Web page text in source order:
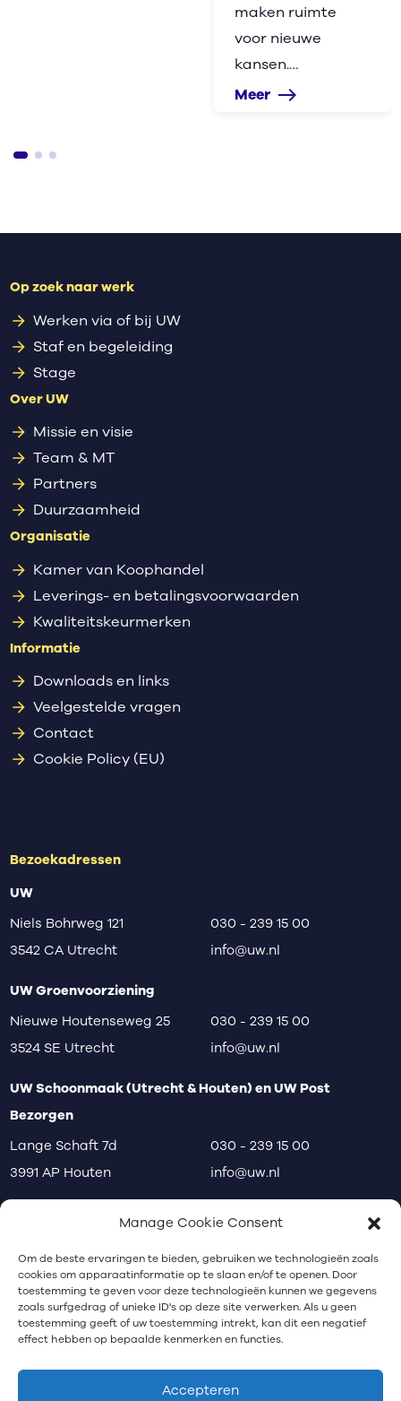
Manage Cookie Consent
Om de beste ervaringen te bieden, gebruiken we technologieën zoals
cookies om apparaatinformatie op te slaan en/of te openen. Door
toestemming te geven voor deze technologieën kunnen we gegevens
zoals surfgedrag of unieke ID's op deze site verwerken. Als u geen
toestemming geeft of uw toestemming intrekt, kan dit een negatief
effect hebben op bepaalde kenmerken en functies.
Accepteren
maken ruimte
voor nieuwe
kansen.…
Meer east
Op zoek naar werk
Werken via of bij UW
Staf en begeleiding
Stage
Over UW
Missie en visie
Team & MT
Partners
Duurzaamheid
Organisatie
Kamer van Koophandel
Leverings- en betalingsvoorwaarden
Kwaliteitskeurmerken
Informatie
Downloads en links
Veelgestelde vragen
Contact
Cookie Policy (EU)
Bezoekadressen
UW
Niels Bohrweg 121
3542 CA Utrecht
030 - 239 15 00
info@uw.nl
UW Groenvoorziening
Nieuwe Houtenseweg 25
3524 SE Utrecht
030 - 239 15 00
info@uw.nl
UW Schoonmaak (Utrecht & Houten) en UW Post
Bezorgen
Lange Schaft 7d
3991 AP Houten
030 - 239 15 00
info@uw.nl
privacy
klachten
Nieuwsbrief
Schrijf je in voor onze nieuwsbrief.